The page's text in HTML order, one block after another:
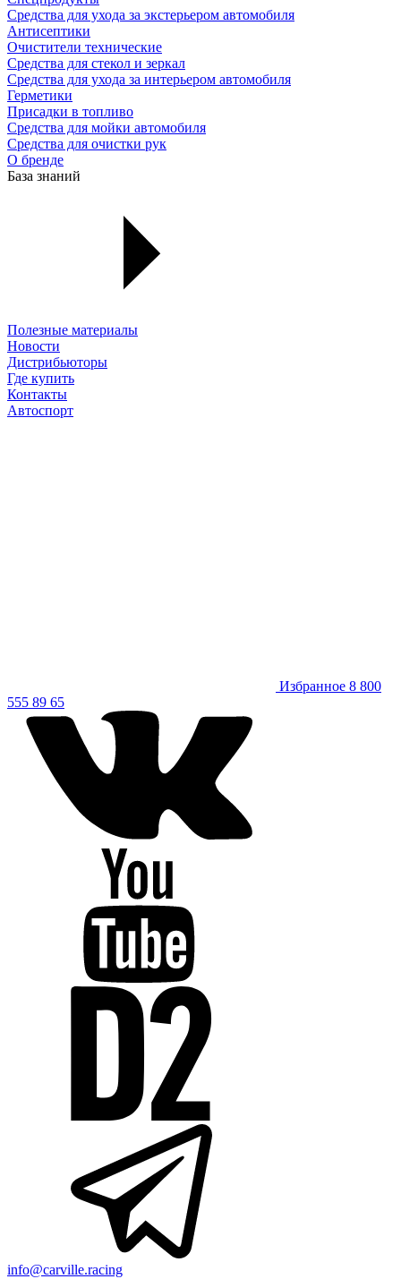
Средства для ухода за экстерьером автомобиля
Антисептики
Очистители технические
Средства для стекол и зеркал
Средства для ухода за интерьером автомобиля
Герметики
Присадки в топливо
Средства для мойки автомобиля
Средства для очистки рук
О бренде
База знаний
Полезные материалы
Новости
Дистрибьюторы
Где купить
Контакты
Автоспорт
Избранное 8 800
555 89 65
info@carville.racing